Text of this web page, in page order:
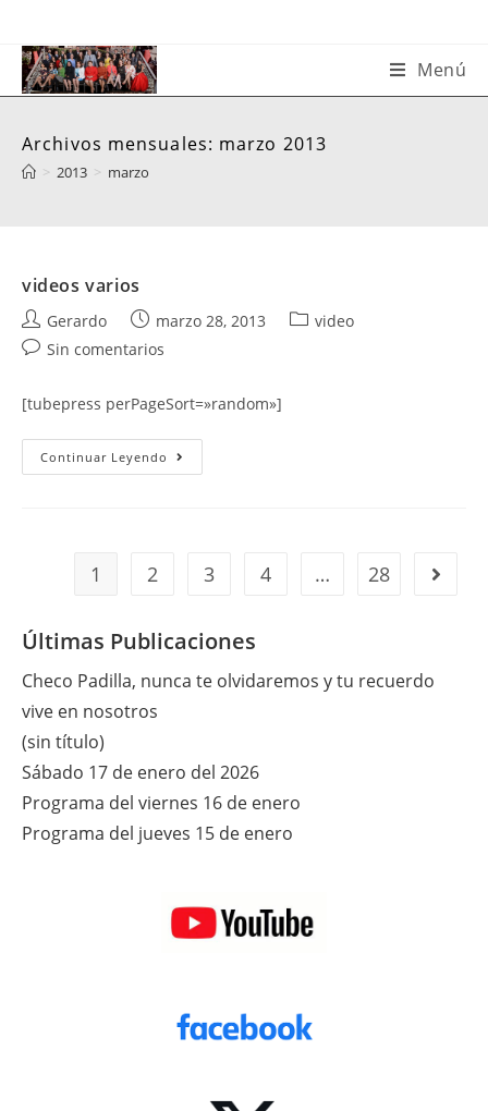
contenido
Menú
Archivos mensuales: marzo 2013
> 2013 > marzo
videos varios
Autor
de
Gerardo
Publicación
de
marzo 28, 2013
Categoría
video
Comentarios
la
entrada:
Sin comentarios
[tubepress perPageSort=»random»]
Continuar Leyendo Videos
Varios
1 2 3 4 … 28 Ir a la
Últimas Publicaciones
Checo Padilla, nunca te olvidaremos y tu recuerdo
vive en nosotros
(sin título)
Sábado 17 de enero del 2026
Programa del viernes 16 de enero
Programa del jueves 15 de enero